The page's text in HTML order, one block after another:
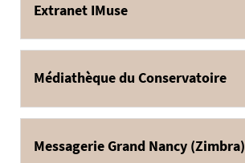
Extranet IMuse
Médiathèque du Conservatoire
Messagerie Grand Nancy (Zimbra)